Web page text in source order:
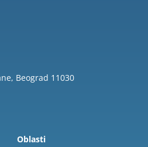
Beograd 11030
Oblasti